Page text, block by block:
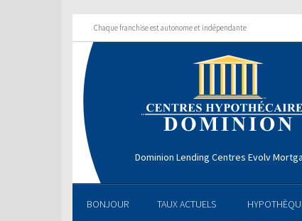
Chaque franchise est autonome et indépendante
Dominion Lending Centres Evolv
BONJOUR TAUX ACTUELS